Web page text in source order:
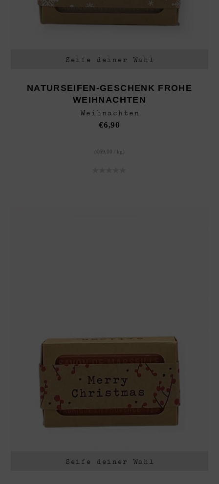
Personalisierte Geschenke
Seife deiner Wahl
NATURSEIFEN-GESCHENK FROHE
WEIHNACHTEN
Weihnachten
€6,90
( € 69,00 kg )
Seife deiner Wahl